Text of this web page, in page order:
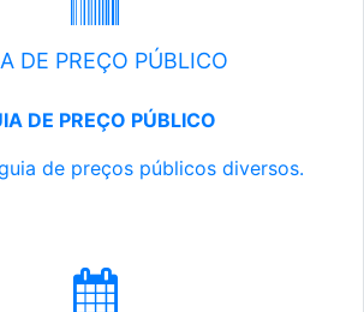
DE PREÇO PÚBLICO
DE PREÇO PÚBLICO
de preços públicos diversos.